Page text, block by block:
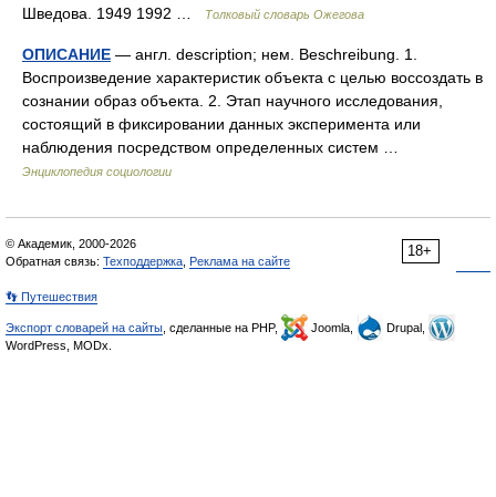
Шведова. 1949 1992 …
Толковый словарь Ожегова
ОПИСАНИЕ — англ. description; нем. Beschreibung. 1.
Воспроизведение характеристик объекта с целью воссоздать в
сознании образ объекта. 2. Этап научного исследования,
состоящий в фиксировании данных эксперимента или
наблюдения посредством определенных систем …
Энциклопедия социологии
18+
© Академик, 2000-2026
Обратная связь: Техподдержка Реклама на сайте
👣 Путешествия
Экспорт словарей на сайты , сделанные на PHP, Joomla,
Drupal,
WordPress, MODx.